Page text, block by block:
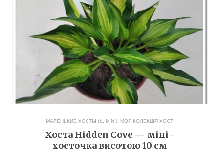
МАЛЕНЬКИЕ ХОСТЫ (S, MINI), МОЯ КОЛЕКЦІЯ ХОСТ
Хоста Hidden Cove — міні-
хосточка висотою 10 см